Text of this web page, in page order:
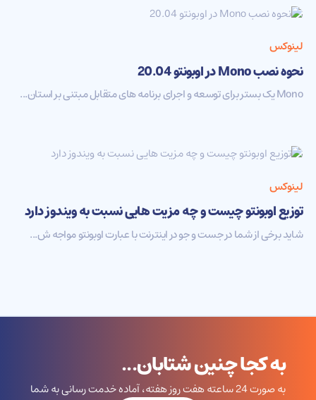
لینوکس
نحوه نصب Mono در اوبونتو 20.04
Mono یک بستر برای توسعه و اجرای برنامه های متقابل مبتنی بر استان...
لینوکس
توزیع اوبونتو چیست و چه مزیت هایی نسبت به ویندوز دارد
شاید برخی از شما در جست و جو در اینترنت با عبارت اوبونتو مواجه ش...
به کجا چنین شتابان...
به صورت 24 ساعته هفت روز هفته، آماده خدمت رسانی به شما